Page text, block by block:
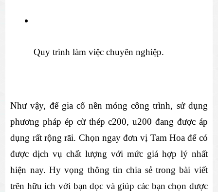
Quy trình làm việc chuyên nghiệp.
Như vậy, để gia cố nền móng công trình, sử dụng
phương pháp ép cừ thép c200, u200 đang được áp
dụng rất rộng rãi. Chọn ngay đơn vị Tam Hoa để có
được dịch vụ chất lượng với mức giá hợp lý nhất
hiện nay. Hy vọng thông tin chia sẻ trong bài viết
trên hữu ích với bạn đọc và giúp các bạn chọn được